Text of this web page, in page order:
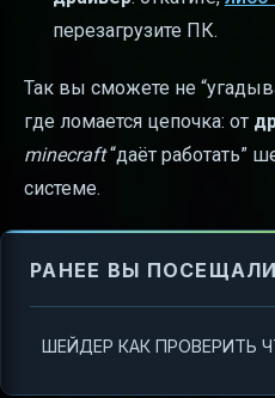
перезагрузите ПК.
Так вы сможете не
где ломается цепочка: от
minecraft“даёт работать”
системе.
РАНЕЕ ВЫ ПОСЕЩАЛИ